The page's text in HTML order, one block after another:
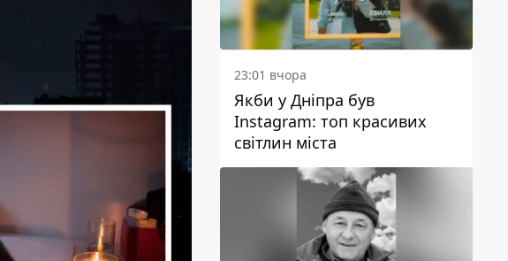
23:01 вчора
Якби у Дніпра був
Instagram: топ красивих
світлин міста